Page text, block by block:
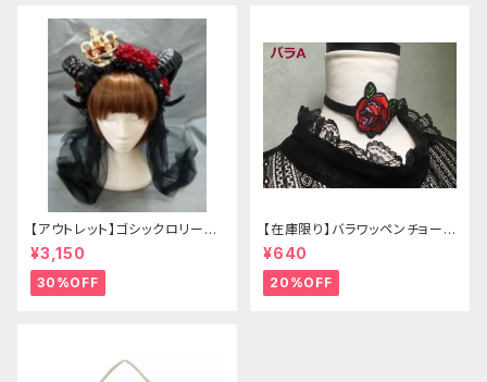
【アウトレット】ゴシックロリータ
ゴールドクラウン＆ホーン(ヴェ
ール付き)
¥3,150
30%OFF
【在庫限り】バラワッペンチョーカ
ー
¥640
20%OFF